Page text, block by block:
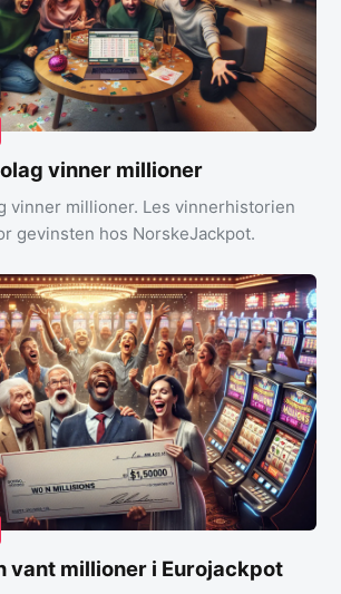
vinner millioner
vinner millioner. Les vinnerhistorien
gevinsten hos NorskeJackpot.
vant millioner i Eurojackpot